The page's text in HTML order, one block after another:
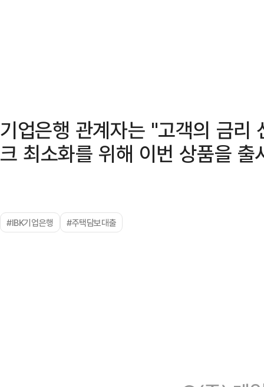
기업은행 관계자는 "고객의 금리
크 최소화를 위해 이번 상품을
#IBK기업은행 #주택담보대출